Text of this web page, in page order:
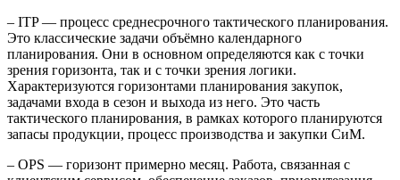
– ITP — процесс среднесрочного тактического планирования.
Это классические задачи объёмно календарного
планирования. Они в основном определяются как с точки
зрения горизонта, так и с точки зрения логики.
Характеризуются горизонтами планирования закупок,
задачами входа в сезон и выхода из него. Это часть
тактического планирования, в рамках которого планируются
запасы продукции, процесс производства и закупки СиМ.
– OPS — горизонт примерно месяц. Работа, связанная с